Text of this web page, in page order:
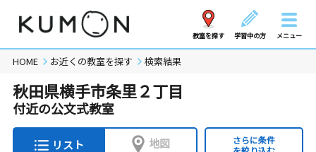
教室を探す 学習中の方 メニュー
HOME お近くの教室を探す 検索結果
秋田県横手市条里２丁目
付近の公文式教室
リスト 地図
さらに条件